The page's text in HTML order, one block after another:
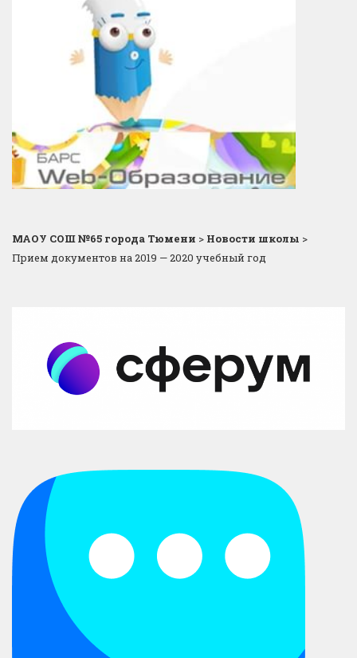
МАОУ СОШ №65 города Тюмени > Новости школы >
Прием документов на 2019 — 2020 учебный год